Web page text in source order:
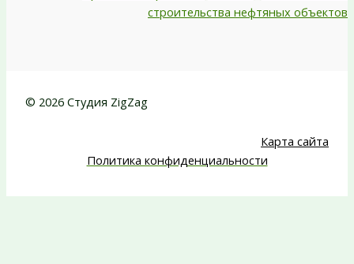
строительства нефтяных объектов
© 2026 Студия ZigZag
Карта сайта
Политика конфиденциальности